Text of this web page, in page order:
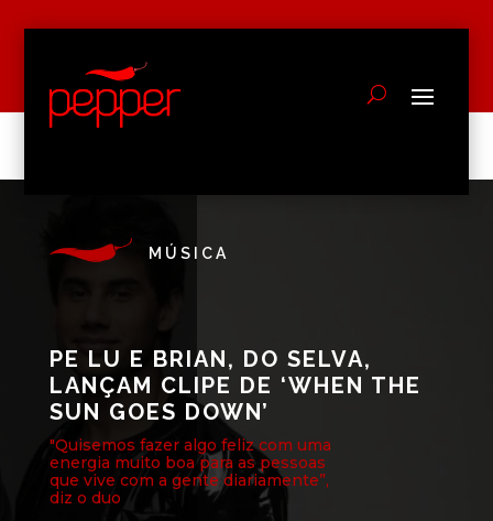
MÚSICA
PE LU E BRIAN, DO SELVA,
LANÇAM CLIPE DE ‘WHEN THE
SUN GOES DOWN’
"Quisemos fazer algo feliz com uma
energia muito boa para as pessoas
que vive com a gente diariamente”,
diz o duo